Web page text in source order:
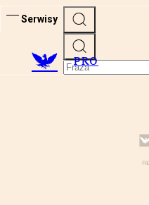
Serwisy
PRO